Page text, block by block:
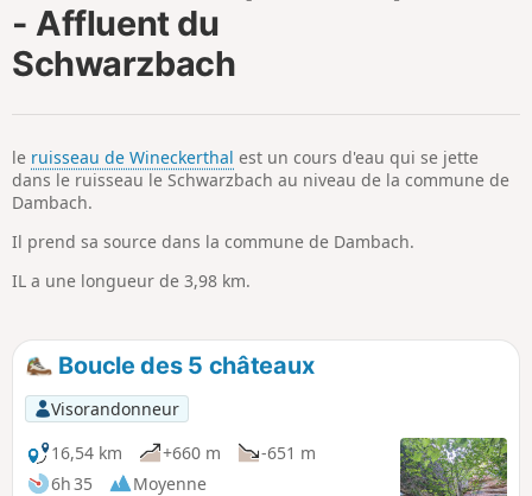
- Affluent du
Schwarzbach
le ruisseau de Wineckerthal est un cours d'eau qui se jette
dans le ruisseau le Schwarzbach au niveau de la commune de
Dambach.
Il prend sa source dans la commune de Dambach.
IL a une longueur de 3,98 km.
Boucle des 5 châteaux
Visorandonneur
16,54 km
+660 m
-651 m
6h 35
Moyenne